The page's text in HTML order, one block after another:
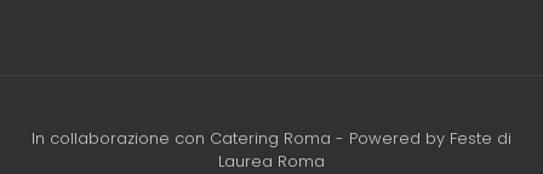
In collaborazione con Catering Roma - Powered by Feste di
Laurea Roma